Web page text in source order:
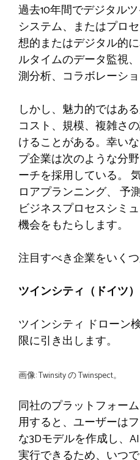
過去10年間でデジタル
システム、またはプロ
想的またはデジタル的
ルタイムのデータ監視
測分析、コラボレーショ
しかし、魅力的ではあ
コスト、規模、複雑さ
けることがある。幸い
プ企業は次のような分
ーチを採用している。
ロアプランニング、 予
ビジネスプロセスシミ
機会をもたらします。
注目すべき企業をいく
ツインシティ（ドイツ）
ツインシティ ドローン
限に引き出します。
画像: Twinsity の Twinspect。
同社のプラットフォー
用すると、ユーザーは
な3Dモデルを作成し、
実行できるため、いつ